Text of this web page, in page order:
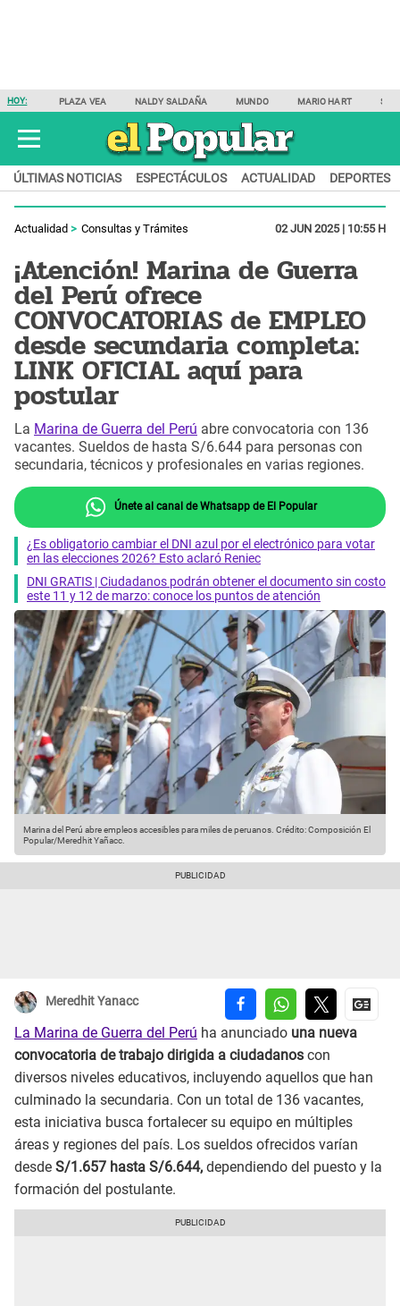
HOY: PLAZA VEA NALDY SALDAÑA MUNDO MARIO HART
ÚLTIMAS NOTICIAS ESPECTÁCULOS ACTUALIDAD DEPORTES
Actualidad Consultas y Trámites 02 JUN 2025 | 10:55 H
¡Atención! Marina de Guerra
del Perú ofrece
CONVOCATORIAS de EMPLEO
desde secundaria completa:
LINK OFICIAL aquí para
postular
La Marina de Guerra del Perú abre convocatoria con 136
vacantes. Sueldos de hasta S/6.644 para personas con
secundaria, técnicos y profesionales en varias regiones.
Únete al canal de Whatsapp de El Popular
¿Es obligatorio cambiar el DNI azul por el electrónico para votar
en las elecciones 2026? Esto aclaró Reniec
DNI GRATIS | Ciudadanos podrán obtener el documento sin costo
este 11 y 12 de marzo: conoce los puntos de atención
Marina del Perú abre empleos accesibles para miles de peruanos. Crédito: Composición El
Popular/Meredhit Yañacc.
Meredhit Yanacc
La Marina de Guerra del Perú ha anunciado una nueva
convocatoria de trabajo dirigida a ciudadanos con
diversos niveles educativos, incluyendo aquellos que han
culminado la secundaria. Con un total de 136 vacantes,
esta iniciativa busca fortalecer su equipo en múltiples
áreas y regiones del país. Los sueldos ofrecidos varían
desde S/1.657 hasta S/6.644, dependiendo del puesto y la
formación del postulante.